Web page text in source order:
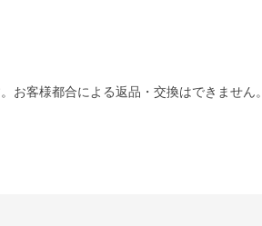
客様都合による返品・交換はできません。